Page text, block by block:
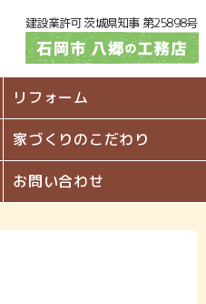
建設業許可 茨城県知事 第25898号
リフォーム
家づくりのこだわり
お問い合わせ